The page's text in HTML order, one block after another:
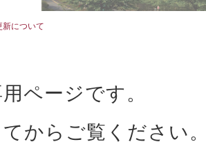
新について
ページです。
からご覧ください。